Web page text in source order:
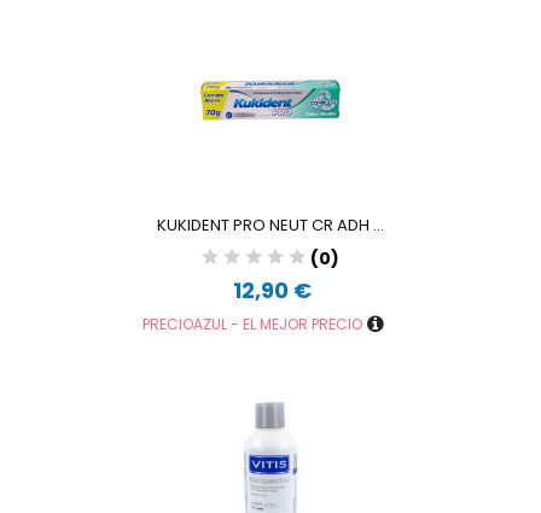
KUKIDENT PRO NEUT CR ADH ...
(0)
12,90 €
PRECIOAZUL - EL MEJOR PRECIO